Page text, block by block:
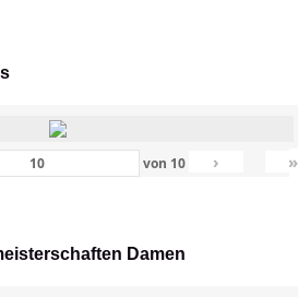
von 10 › »
Damen